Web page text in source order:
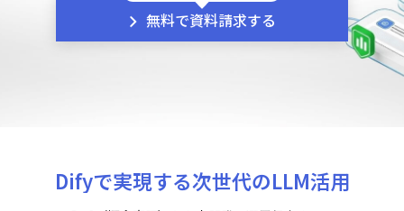
無料で資料請求する
Difyで実現する次世代のLLM活用